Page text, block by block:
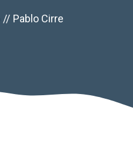
// Pablo Cirre